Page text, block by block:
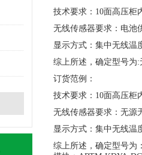
技术要求：10面高压柜
无线传感器要求：电池
显示方式：集中无线温
综上所述，确定型号为:
订货范例：
技术要求：10面高压柜
无线传感器要求：无源
显示方式：集中无线温
综上所述，确定型号为